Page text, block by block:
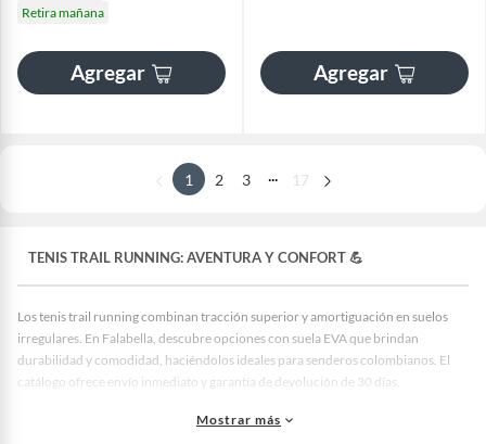
Retira mañana
Agregar Agregar
1 2 3 ... 17
TENIS TRAIL RUNNING: AVENTURA Y CONFORT 💪
Los tenis trail running combinan tracción superior y amortiguación en suelos
irregulares. En Falabella, descubre opciones con suela EVA que brindan
durabilidad y comodidad, haciéndolos ideales para senderos colombianos. El
catálogo ofrece envío inmediato y garantía de devolución de 30 días.
Para quienes buscan la máxima aventura, nuestros tenis ofrecen estabilidad y
Mostrar más